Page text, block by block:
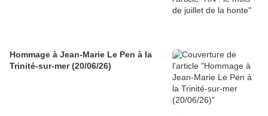
Hommage à Jean-Marie Le Pen à la
Trinité-sur-mer (20/06/26)